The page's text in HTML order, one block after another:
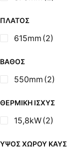
Σόμπες
Σόμπες
Σόμπες
Σόμπες
Σόμπες
Σόμπες
Σόμπες
Σούβλες -
ΠΛΆΤΟΣ
615mm (2)
ΒΆΘΟΣ
550mm (2)
ΘΕΡΜΙΚΉ ΙΣΧΎΣ
15,8kW(2)
ΎΨΟΣ ΧΏΡΟΥ